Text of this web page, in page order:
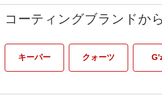
コーティングブランドか
キーパー クォーツ